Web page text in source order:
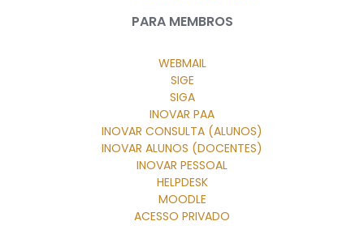
PARA MEMBROS
WEBMAIL
SIGE
SIGA
INOVAR PAA
INOVAR CONSULTA (ALUNOS)
INOVAR ALUNOS (DOCENTES)
INOVAR PESSOAL
HELPDESK
MOODLE
ACESSO PRIVADO